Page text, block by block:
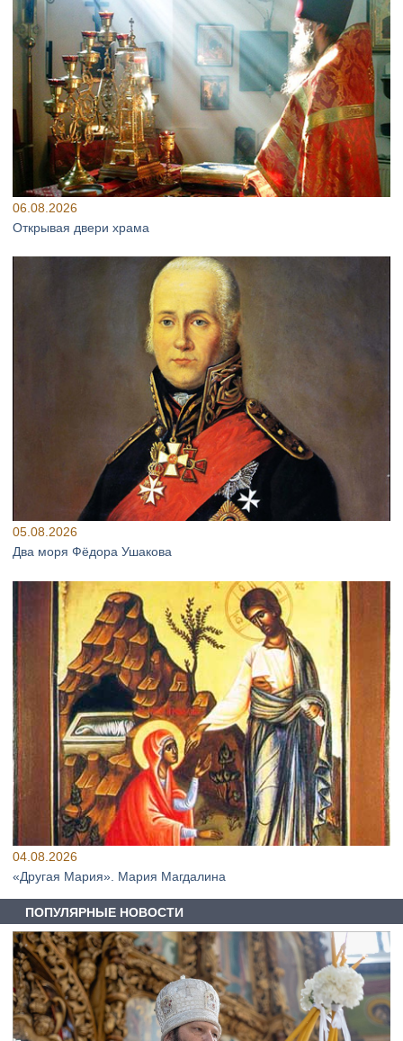
06.08.2026
Открывая двери храма
05.08.2026
Два моря Фёдора Ушакова
04.08.2026
«Другая Мария». Мария Магдалина
ПОПУЛЯРНЫЕ НОВОСТИ